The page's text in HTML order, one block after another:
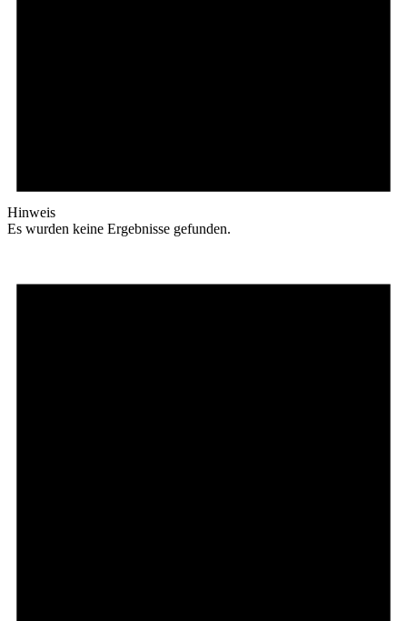
Hinweis
Es wurden keine Ergebnisse gefunden.